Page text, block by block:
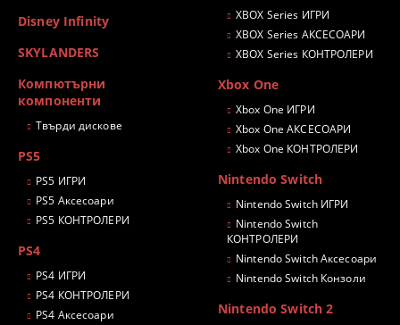
Disney Infinity
SKYLANDERS
Компютърни
компоненти
Твърди дискове
PS5
PS5 ИГРИ
PS5 Аксесоари
PS5 КОНТРОЛЕРИ
PS4
PS4 ИГРИ
PS4 КОНТРОЛЕРИ
PS4 Аксесоари
XBOX Series ИГРИ
XBOX Series АКСЕСОАРИ
XBOX Series КОНТРОЛЕРИ
Xbox One
Xbox One ИГРИ
Xbox One АКСЕСОАРИ
Xbox One КОНТРОЛЕРИ
Nintendo Switch
Nintendo Switch ИГРИ
Nintendo Switch
КОНТРОЛЕРИ
Nintendo Switch Аксесоари
Nintendo Switch Конзоли
Nintendo Switch 2